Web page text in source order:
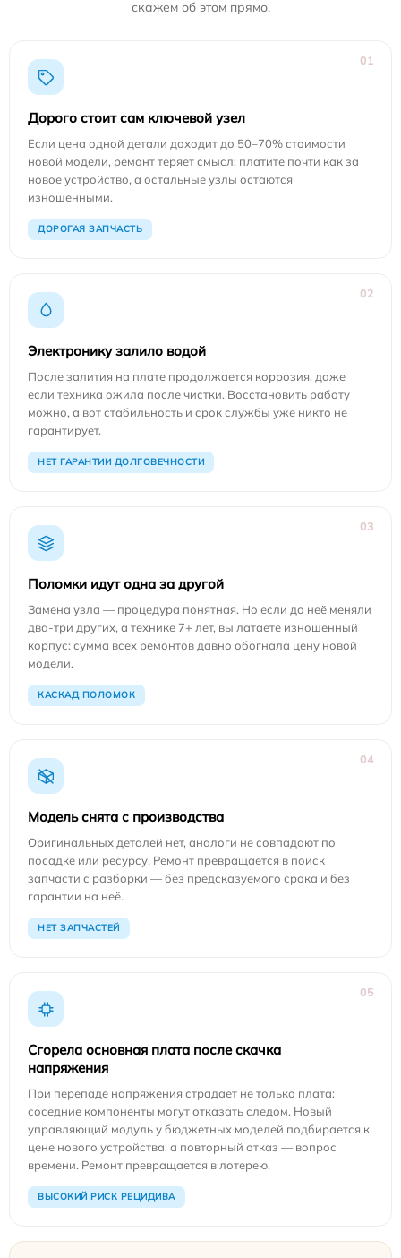
скажем об этом прямо.
01
Дорого стоит сам ключевой узел
Если цена одной детали доходит до 50–70% стоимости
новой модели, ремонт теряет смысл: платите почти как за
новое устройство, а остальные узлы остаются
изношенными.
ДОРОГАЯ ЗАПЧАСТЬ
02
Электронику залило водой
После залития на плате продолжается коррозия, даже
если техника ожила после чистки. Восстановить работу
можно, а вот стабильность и срок службы уже никто не
гарантирует.
НЕТ ГАРАНТИИ ДОЛГОВЕЧНОСТИ
03
Поломки идут одна за другой
Замена узла — процедура понятная. Но если до неё меняли
два-три других, а технике 7+ лет, вы латаете изношенный
корпус: сумма всех ремонтов давно обогнала цену новой
модели.
КАСКАД ПОЛОМОК
04
Модель снята с производства
Оригинальных деталей нет, аналоги не совпадают по
посадке или ресурсу. Ремонт превращается в поиск
запчасти с разборки — без предсказуемого срока и без
гарантии на неё.
НЕТ ЗАПЧАСТЕЙ
05
Сгорела основная плата после скачка
напряжения
При перепаде напряжения страдает не только плата:
соседние компоненты могут отказать следом. Новый
управляющий модуль у бюджетных моделей подбирается к
цене нового устройства, а повторный отказ — вопрос
времени. Ремонт превращается в лотерею.
ВЫСОКИЙ РИСК РЕЦИДИВА